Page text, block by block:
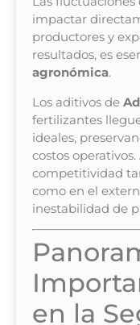
impactar
productores y
resultados, es
agronómica.
Los aditivos de
fertilizantes
ideales,
costos
competitividad
como en el
inestabilidad de
en la